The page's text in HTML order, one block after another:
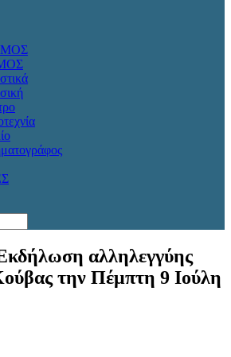
αλληλεγγύης
την Πέμπτη 9 Ιούλη